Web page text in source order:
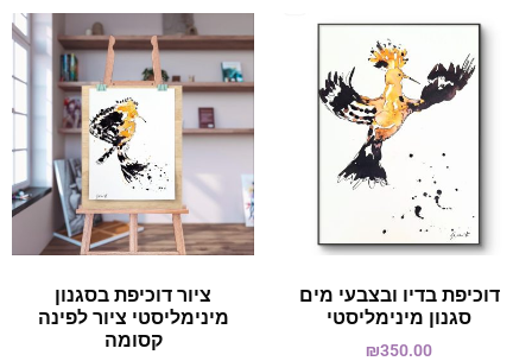
דוכיפת בדיו ובצבעי מים
סגנון מינימליסטי
₪350.00
ציור דוכיפת בסגנון
מינימליסטי ציור לפינה
קסומה